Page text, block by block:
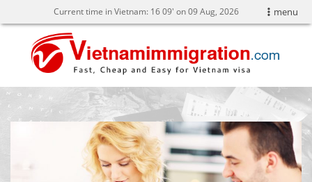
menu
Current time in Vietnam: 1609' on 09 Aug, 2026